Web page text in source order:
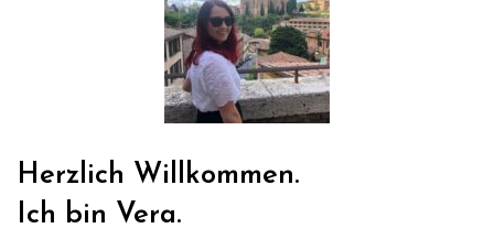
Herzlich Willkommen.
Ich bin Vera.